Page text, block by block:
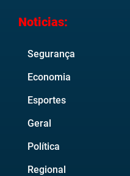
Noticias:
Segurança
Economia
Esportes
Geral
Política
Regional